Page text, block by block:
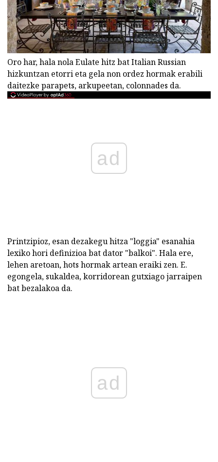
Oro har, hala nola Eulate hitz bat Italian Russian
hizkuntzan etorri eta gela non ordez hormak erabili
daitezke parapets, arkupeetan, colonnades da.
ad
Printzipioz, esan dezakegu hitza "loggia" esanahia
lexiko hori definizioa bat dator "balkoi". Hala ere,
lehen aretoan, hots hormak artean eraiki zen. E.
egongela, sukaldea, korridorean gutxiago jarraipen
bat bezalakoa da.
ad